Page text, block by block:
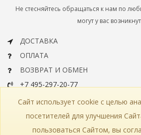
Не стесняйтесь обращаться к нам по
могут у вас
ДОСТАВКА
ОПЛАТА
ВОЗВРАТ И ОБМЕН
+7 495-297-20-77
info@bohemiaartclassic.ru
СКАЧАТЬ КАТАЛОГ
Сайт использует cookie с целью
посетителей для улучшения
пользоваться Сайтом, вы